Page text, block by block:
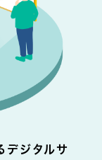
デジタルサ